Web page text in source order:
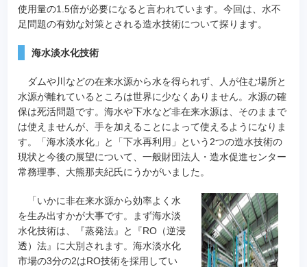
使用量の1.5倍が必要になると言われています。今回は、水不
足問題の有効な対策とされる造水技術について探ります。
海水淡水化技術
ダムや川などの在来水源から水を得られず、人が住む場所と
水源が離れているところは世界に少なくありません。水源の確
保は死活問題です。海水や下水など非在来水源は、そのままで
は使えませんが、手を加えることによって使えるようになりま
す。「海水淡水化」と「下水再利用」という2つの造水技術の
現状と今後の展望について、一般財団法人・造水促進センター
常務理事、大熊那夫紀氏にうかがいました。
「いかに非在来水源から効率よく水
を生み出すかが大事です。まず海水淡
水化技術は、『蒸発法』と『RO（逆浸
透）法』に大別されます。海水淡水化
市場の3分の2はRO技術を採用してい